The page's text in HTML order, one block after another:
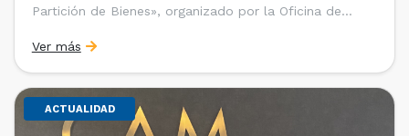
Partición de Bienes», organizado por la Oficina de
Arbitraje y Mediación (CAM) de la Cámara de Comercio
de Santiago (CCS). El curso contó con […]
Ver más
ACTUALIDAD